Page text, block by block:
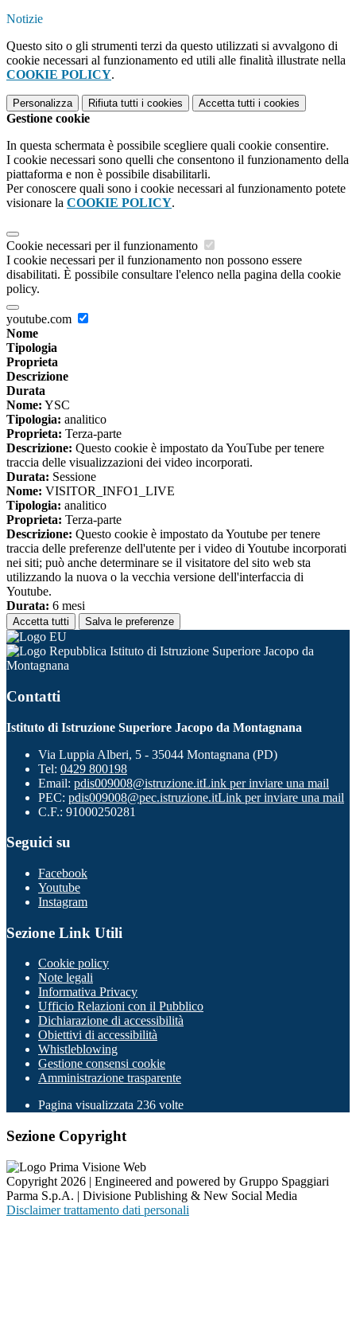
Notizie
Questo sito o gli strumenti terzi da questo utilizzati si avvalgono di
cookie necessari al funzionamento ed utili alle finalità illustrate nella
COOKIE POLICY.
Personalizza Rifiuta tutti i cookies Accetta tutti i cookies
Gestione cookie
In questa schermata è possibile scegliere quali cookie consentire.
I cookie necessari sono quelli che consentono il funzionamento della
piattaforma e non è possibile disabilitarli.
Per conoscere quali sono i cookie necessari al funzionamento potete
visionare la COOKIE POLICY.
Cookie necessari per il funzionamento
I cookie necessari per il funzionamento non possono essere
disabilitati. È possibile consultare l'elenco nella pagina della cookie
policy.
youtube.com
Nome
Tipologia
Proprieta
Descrizione
Durata
Nome: YSC
Tipologia: analitico
Proprieta: Terza-parte
Descrizione: Questo cookie è impostato da YouTube per tenere
traccia delle visualizzazioni dei video incorporati.
Durata: Sessione
Nome: VISITOR_INFO1_LIVE
Tipologia: analitico
Proprieta: Terza-parte
Descrizione: Questo cookie è impostato da Youtube per tenere
traccia delle preferenze dell'utente per i video di Youtube incorporati
nei siti; può anche determinare se il visitatore del sito web sta
utilizzando la nuova o la vecchia versione dell'interfaccia di
Youtube.
Durata: 6 mesi
Accetta tutti Salva le preferenze
Istituto di Istruzione Superiore Jacopo da
Montagnana
Contatti
Istituto di Istruzione Superiore Jacopo da Montagnana
Via Luppia Alberi, 5 - 35044 Montagnana (PD)
Tel: 0429 800198
Email: pdis009008@istruzione.itLink per inviare una mail
PEC: pdis009008@pec.istruzione.itLink per inviare una mail
C.F.: 91000250281
Seguici su
Facebook
Youtube
Instagram
Sezione Link Utili
Cookie policy
Note legali
Informativa Privacy
Ufficio Relazioni con il Pubblico
Dichiarazione di accessibilità
Obiettivi di accessibilità
Whistleblowing
Gestione consensi cookie
Amministrazione trasparente
Pagina visualizzata 236 volte
Sezione Copyright
Copyright 2026 | Engineered and powered by Gruppo Spaggiari
Parma S.p.A. | Divisione Publishing & New Social Media
Disclaimer trattamento dati personali